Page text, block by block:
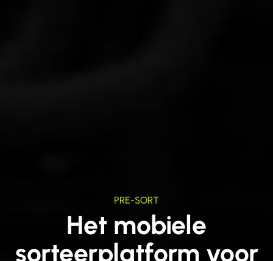
PRE-SORT
Het mobiele
sorteerplatform voor